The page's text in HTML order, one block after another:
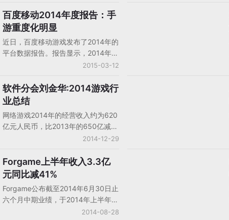
人，每月付费用户激增480.2%，达
61.5万。
元，较2013年增长95.4%。
864.com平台的注册用户从2013年
约70.6百万人增至约85.0百万人。
百度移动2014年度报告：手
游重度化明显
近日，百度移动游戏发布了2014年的
平台数据报告。报告显示，2014年网
游RPG类游戏数量最多，单机游戏中
面来看，RPG类有是网游中最赚钱的
游戏类型，单机游戏中休闲益智类游
戏最挣钱。
2015-03-12
软件分会刘金华:2014游戏行
业总结
网络游戏2014年的经营收入约为620
亿元人民币，比2013年的650亿减少
约30亿元，约占整个游戏产业产值的
内，2014年的经营收入约为244亿元
人民币以上，比2013年的150亿元增
收94亿元，约占整个游戏产业产值的
16%。移动游戏2014年经营收入约为
265亿元人民币以上，比2013年的
100亿元增收165亿元，约占整个游
2014-12-29
Forgame上半年收入3.3亿
元同比减41%
Forgame公布截至2014年6月30日止
六个月中期业绩，于2014年上半年，
Forgame录得总收入人民币3.375亿
2014-08-28